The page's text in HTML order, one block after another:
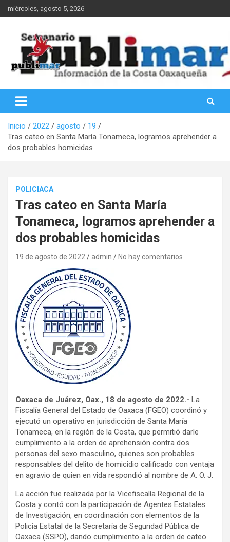
Saltar
al
miércoles, agosto 5, 2026
PubliMar
Inicio 2022 agosto
19
Tras cateo en Santa María Tonameca, logramos aprehender a
dos probables homicidas
POLICIACA
Tras cateo en Santa María
Tonameca, logramos aprehender a
dos probables homicidas
19 de agosto de 2022 admin No hay comentarios
Oaxaca de Juárez, Oax., 18 de agosto de 2022.- La
Fiscalía General del Estado de Oaxaca (FGEO) coordinó y
ejecutó un operativo en jurisdicción de Santa María
Tonameca, en la región de la Costa, que permitió darle
cumplimiento a la orden de aprehensión contra dos
personas del sexo masculino, quienes son probables
responsables del delito de homicidio calificado con ventaja
en agravio de quien en vida respondió al nombre de A. O. J.
La acción fue realizada por la Vicefiscalía Regional de la
Costa y contó con la participación de Agentes Estatales
de Investigación, en coordinación con elementos de la
Policía Estatal de la Secretaría de Seguridad Pública de
Oaxaca (SSPO), dando cumplimiento a la orden de cateo